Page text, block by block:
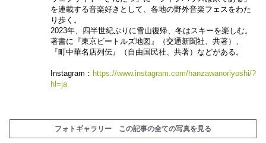
を連載する音楽好きとして、各地の野外音楽フェスをわた
り歩く。
2023年、四半世紀ぶりに雪山復帰、冬はスキーを楽しむ。
著書に『東京ビートルズ地図』（交通新聞社、共著）、
『町中華名店列伝』（自由国民社、共著）などがある。
Instagram： https://www.instagram.com/hanzawanoriyoshi/?
hl=ja
フォトギャラリー この記事の全ての写真を見る